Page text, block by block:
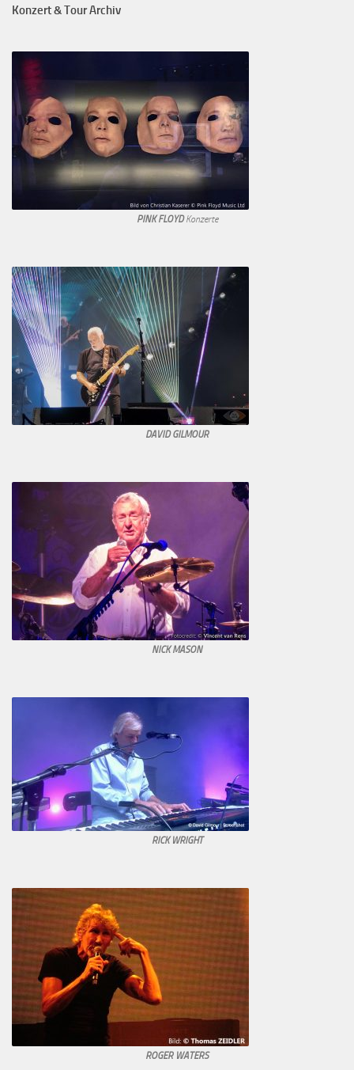
Konzert & Tour Archiv
PINK FLOYDKonzerte
DAVID GILMOUR
NICK MASON
RICK WRIGHT
ROGER WATERS